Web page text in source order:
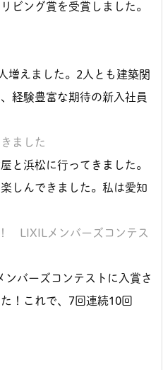
ビング賞を受賞しました。
増えました。2人とも建築関
経験豊富な期待の新入社員
ました
と浜松に行ってきました。
しんできました。私は愛知
LIXILメンバーズコンテス
バーズコンテストに入賞さ
！これで、7回連続10回